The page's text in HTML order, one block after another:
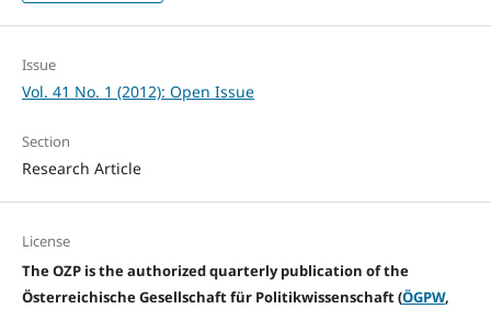
Issue
Vol. 41 No. 1 (2012): Open Issue
Section
Research Article
License
The OZP is the authorized quarterly publication of the
Österreichische Gesellschaft für Politikwissenschaft (ÖGPW,